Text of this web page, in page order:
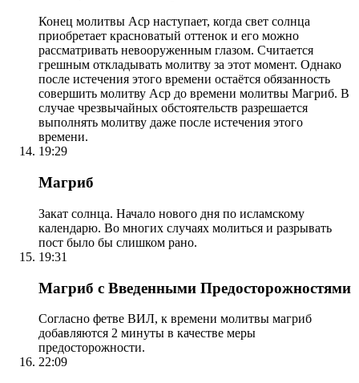
Конец молитвы Аср наступает, когда свет солнца
приобретает красноватый оттенок и его можно
рассматривать невооруженным глазом. Считается
грешным откладывать молитву за этот момент. Однако
после истечения этого времени остаётся обязанность
совершить молитву Аср до времени молитвы Магриб. В
случае чрезвычайных обстоятельств разрешается
выполнять молитву даже после истечения этого
времени.
19:29
Магриб
Закат солнца. Начало нового дня по исламскому
календарю. Во многих случаях молиться и разрывать
пост было бы слишком рано.
19:31
Магриб с Введенными Предосторожностями
Согласно фетве ВИЛ, к времени молитвы магриб
добавляются 2 минуты в качестве меры
предосторожности.
22:09